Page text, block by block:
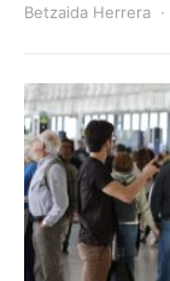
Betzaida Herrera